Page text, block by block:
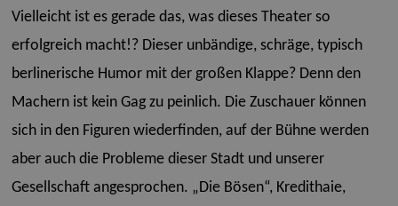
Vielleicht ist es gerade das, was dieses Theater so
erfolgreich macht!? Dieser unbändige, schräge, typisch
berlinerische Humor mit der großen Klappe? Denn den
Machern ist kein Gag zu peinlich. Die Zuschauer können
sich in den Figuren wiederfinden, auf der Bühne werden
aber auch die Probleme dieser Stadt und unserer
Gesellschaft angesprochen. „Die Bösen“, Kredithaie,